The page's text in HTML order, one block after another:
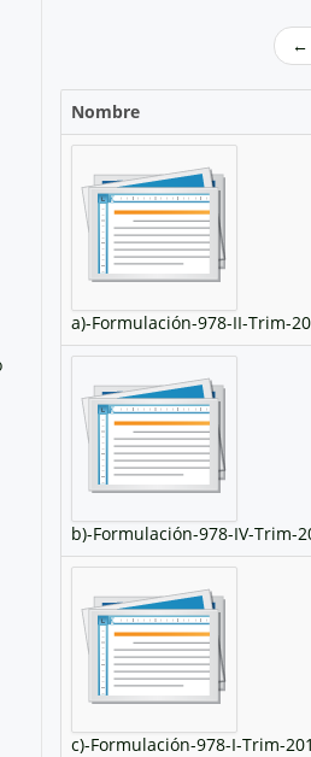
←
Nombre
a)-Formulación-978-II-Trim-
b)-Formulación-978-IV-Trim-
c)-Formulación-978-I-Trim-